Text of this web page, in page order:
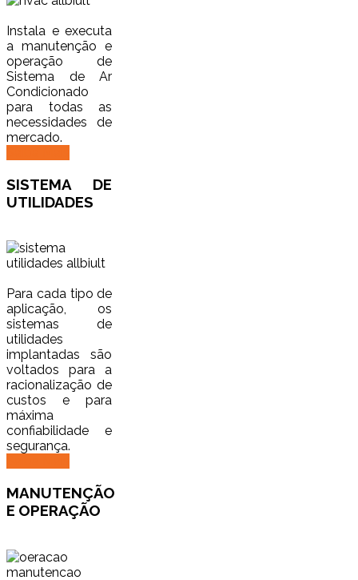
Instala e executa
a manutenção e
operação de
Sistema de Ar
Condicionado
para todas as
necessidades de
mercado.
SISTEMA DE
UTILIDADES
Para cada tipo de
aplicação, os
sistemas de
utilidades
implantadas são
voltados para a
racionalização de
custos e para
máxima
confiabilidade e
segurança.
MANUTENÇÃO
E OPERAÇÃO